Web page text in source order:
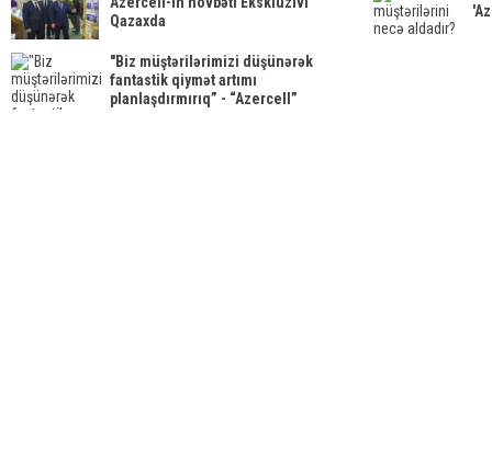
Qazaxda
"Biz müştərilərimizi düşünərək
fantastik qiymət artımı
planlaşdırmırıq” - “Azercell”